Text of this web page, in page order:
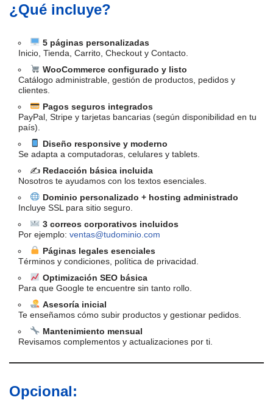
¿Qué incluye?
5 páginas personalizadas
Inicio, Tienda, Carrito, Checkout y Contacto.
WooCommerce configurado y listo
Catálogo administrable, gestión de productos, pedidos y
clientes.
Pagos seguros integrados
PayPal, Stripe y tarjetas bancarias (según disponibilidad en tu
país).
Diseño responsive y moderno
Se adapta a computadoras, celulares y tablets.
✍️ Redacción básica incluida
Nosotros te ayudamos con los textos esenciales.
Dominio personalizado + hosting administrado
Incluye SSL para sitio seguro.
3 correos corporativos incluidos
Por ejemplo: ventas@tudominio.com
Páginas legales esenciales
Términos y condiciones, política de privacidad.
Optimización SEO básica
Para que Google te encuentre sin tanto rollo.
Asesoría inicial
Te enseñamos cómo subir productos y gestionar pedidos.
Mantenimiento mensual
Revisamos complementos y actualizaciones por ti.
Opcional: